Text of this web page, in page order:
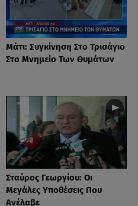
Μάτι: Συγκίνηση Στο Τρισάγιο
Στο Μνημείο Των Θυμάτων
Σταύρος Γεωργίου: Οι
Μεγάλες Υποθέσεις Που
Ανέλαβε